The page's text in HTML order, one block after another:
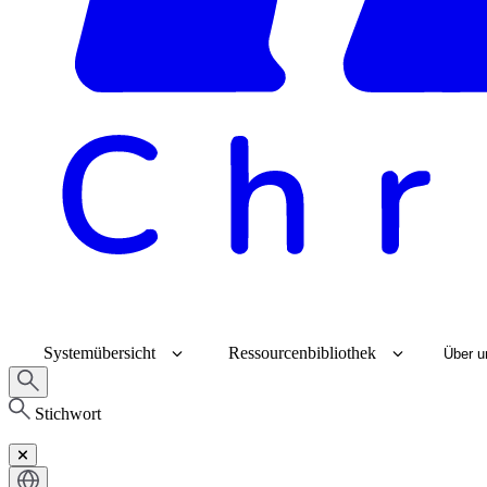
Systemübersicht Ressourcenbibliothek Über
Stichwort